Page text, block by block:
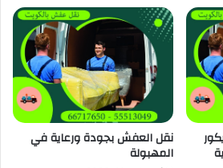
نقل العفش بجودة ورعاية في
المهبولة